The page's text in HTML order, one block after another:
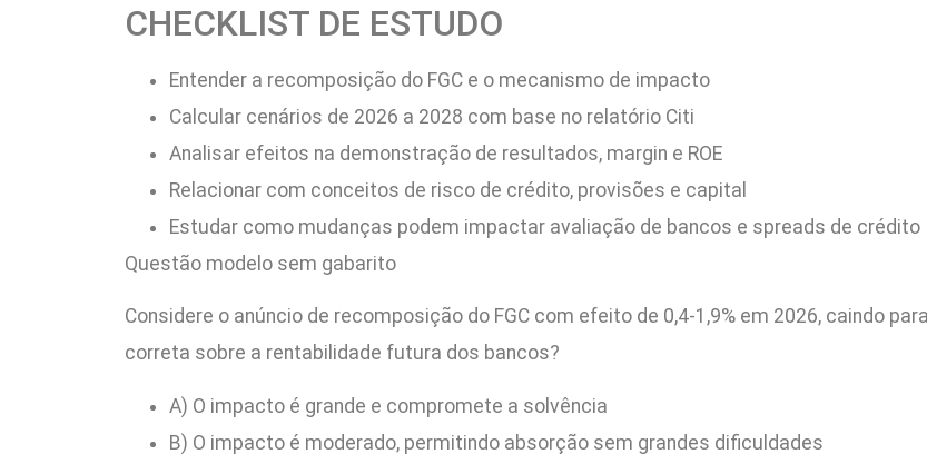
CHECKLIST DE ESTUDO
Entender a recomposição do FGC e o mecanismo de impacto
Calcular cenários de 2026 a 2028 com base no relatório Citi
Analisar efeitos na demonstração de resultados, margin e ROE
Relacionar com conceitos de risco de crédito, provisões e capital
Estudar como mudanças podem impactar avaliação de bancos e spreads de crédito
Questão modelo sem gabarito
Considere o anúncio de recomposição do FGC com efeito de 0,4-1,9% em 2026, caindo
correta sobre a rentabilidade futura dos bancos?
A) O impacto é grande e compromete a solvência
B) O impacto é moderado, permitindo absorção sem grandes dificuldades